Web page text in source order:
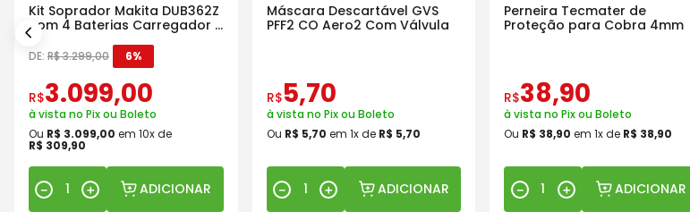
Kit Soprador Makita DUB362Z
com 4 Baterias Carregador e
Maleta
DE: R$3.299,00 6%
R$3.099,00
à vista no Pix ou Boleto
Ou R$ 3.099,00 em 10x de
R$ 309,90
＋
－ ADICIONAR
Máscara Descartável GVS
PFF2 CO Aero2 Com Válvula
R$5,70
à vista no Pix ou Boleto
Ou R$ 5,70 em 1x de R$ 5,70
＋
－ ADICIONAR
Perneira Tecmater de
Proteção para Cobra 4mm
R$38,90
à vista no Pix ou Boleto
Ou R$ 38,90 em1x de R$ 38,90
＋
－ ADICIONAR